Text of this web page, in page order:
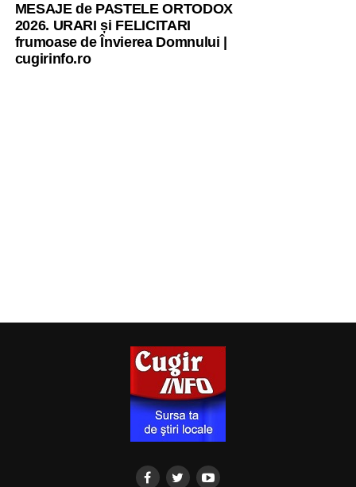
MESAJE de PASTELE ORTODOX
2026. URARI și FELICITARI
frumoase de Învierea Domnului |
cugirinfo.ro